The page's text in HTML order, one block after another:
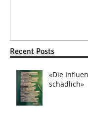
Recent Posts
«Die
schädlich»